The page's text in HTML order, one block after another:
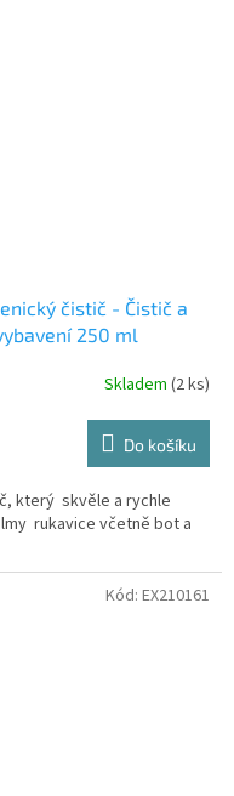
čistič - Čistič a
250 ml
Skladem (2 ks)
Do košíku
který skvěle a rychle
rukavice včetně bot a
Kód: EX210161